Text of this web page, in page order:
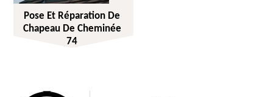
Pose Et Réparation De
Chapeau De Cheminée
74